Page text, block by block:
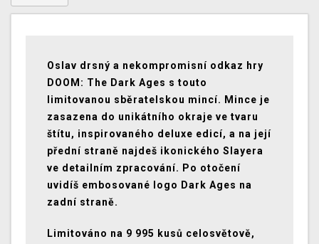
Oslav drsný a nekompromisní odkaz hry
DOOM: The Dark Ages s touto
limitovanou sběratelskou mincí. Mince je
zasazena do unikátního okraje ve tvaru
štítu, inspirovaného deluxe edicí, a na její
přední straně najdeš ikonického Slayera
ve detailním zpracování. Po otočení
uvidíš embosované logo Dark Ages na
zadní straně.
Limitováno na 9 995 kusů celosvětově,